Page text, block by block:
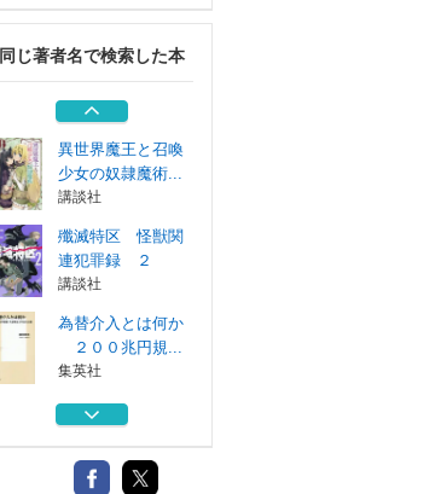
同じ著者名で検索した本
主婦と生活社
しゅりけんにんじ
ゃ
世界文化ワンダ...
異世界魔王と召喚
少女の奴隷魔術...
講談社
殲滅特区 怪獣関
連犯罪録 ２
講談社
為替介入とは何か
２００兆円規...
集英社
進化ってスゴい！
主婦と生活社